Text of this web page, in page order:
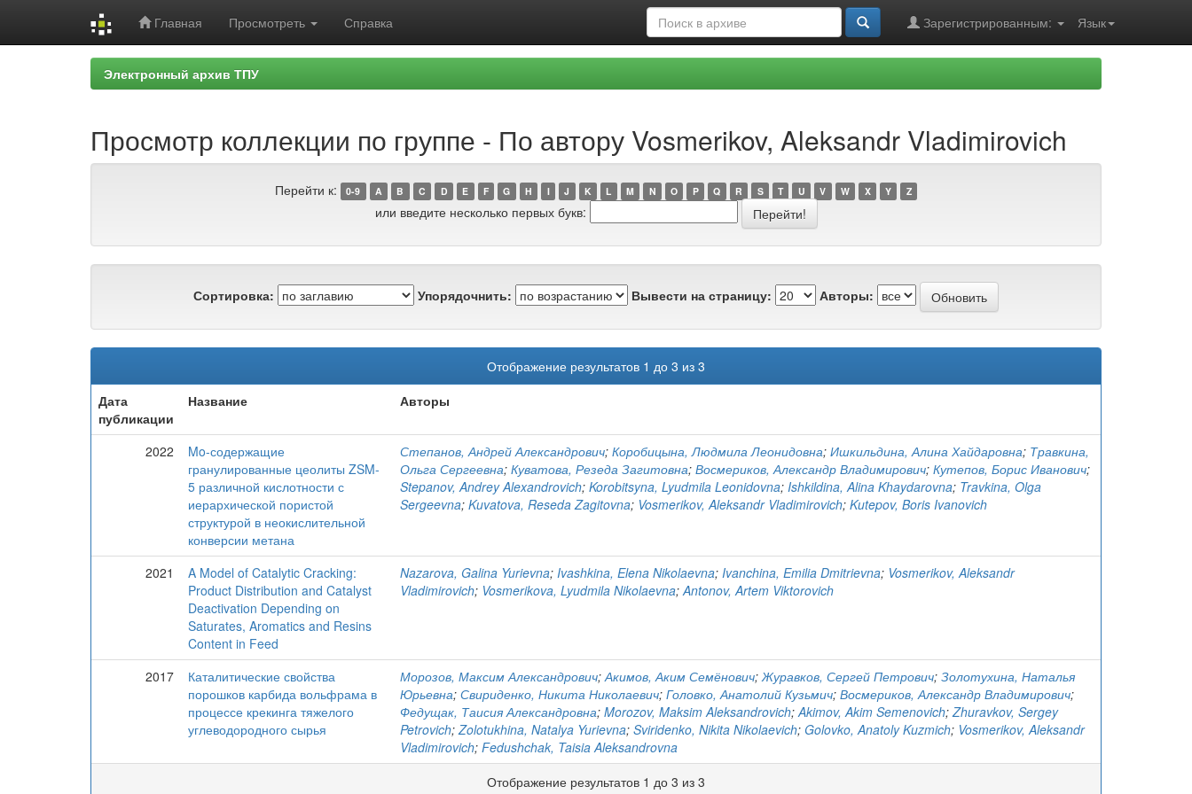
Главная Просмотреть Справка Язык
Зарегистрированным:
Электронный архив ТПУ
Просмотр коллекции по группе - По автору Vosmerikov, Aleksandr Vladimirovich
Перейти к: 0-9 A B C D E F G H I J K L M N O P Q R S T U V W X Y Z
или введите несколько первых букв:
Сортировка: Упорядочнить: Вывести на страницу: Авторы:
Отображение результатов 1 до 3 из 3
Дата
публикации
Название Авторы
2022
Mo-содержащие
гранулированные цеолиты ZSM-
5 различной кислотности с
иерархической пористой
структурой в неокислительной
конверсии метана
Степанов, Андрей Александрович; Коробицына, Людмила Леонидовна; Ишкильдина, Алина Хайдаровна; Травкина,
Ольга Сергеевна; Куватова, Резеда Загитовна; Восмериков, Александр Владимирович; Кутепов, Борис Иванович;
Stepanov, Andrey Alexandrovich; Korobitsyna, Lyudmila Leonidovna; Ishkildina, Alina Khaydarovna; Travkina, Olga
Sergeevna; Kuvatova, Reseda Zagitovna; Vosmerikov, Aleksandr Vladimirovich; Kutepov, Boris Ivanovich
2021
A Model of Catalytic Cracking:
Product Distribution and Catalyst
Deactivation Depending on
Saturates, Aromatics and Resins
Content in Feed
Nazarova, Galina Yurievna; Ivashkina, Elena Nikolaevna; Ivanchina, Emilia Dmitrievna; Vosmerikov, Aleksandr
Vladimirovich; Vosmerikova, Lyudmila Nikolaevna;Antonov, Artem Viktorovich
2017
Каталитические свойства
порошков карбида вольфрама в
процессе крекинга тяжелого
углеводородного сырья
Морозов, Максим Александрович;Акимов, Аким Семёнович;Журавков, Сергей Петрович; Золотухина, Наталья
Юрьевна; Свириденко, Никита Николаевич; Головко, Анатолий Кузьмич; Восмериков, Александр Владимирович;
Федущак, Таисия Александровна; Morozov, Maksim Aleksandrovich;Akimov, Akim Semenovich;Zhuravkov, Sergey
Petrovich;Zolotukhina, Natalya Yurievna; Sviridenko, Nikita Nikolaevich; Golovko, Anatoly Kuzmich; Vosmerikov, Aleksandr
Vladimirovich; Fedushchak, Taisia Aleksandrovna
Отображение результатов 1 до 3 из 3